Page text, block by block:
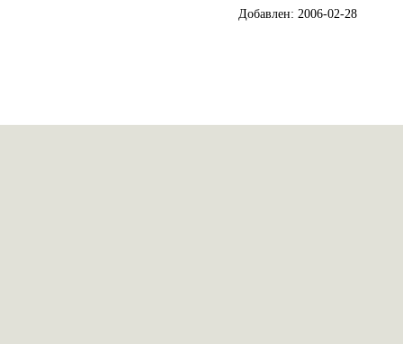
Добавлен: 2006-02-28